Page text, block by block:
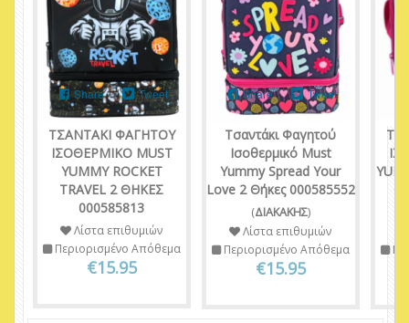
ΤΣΑΝΤΑΚΙ ΦΑΓΗΤΟΥ
ΙΣΟΘΕΡΜΙΚΟ MUST
YUMMY ROCKET
TRAVEL 2 ΘΗΚΕΣ
000585813
Share Tweet
Λίστα επιθυμιών
Περιορισμένο Απόθεμα
€15.95
Τσαντάκι Φαγητού
Ισοθερμικό Must
Yummy Spread Your
Love 2 Θήκες 000585552
(ΔΙΑΚΑΚΗΣ)
Share Tweet
Λίστα επιθυμιών
Περιορισμένο Απόθεμα
€15.95